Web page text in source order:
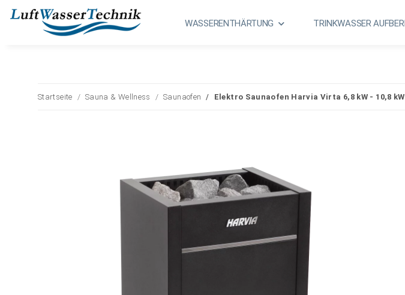
WASSERENTHÄRTUNG TRINKWASSER
Startseite Sauna & Wellness Saunaofen Elektro Saunaofen Harvia Virta 6,8 kW - 10,8